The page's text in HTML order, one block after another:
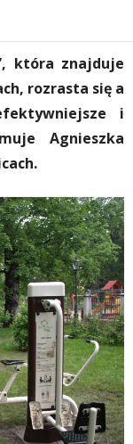
która znajduje
rozrasta się a
i
Agnieszka